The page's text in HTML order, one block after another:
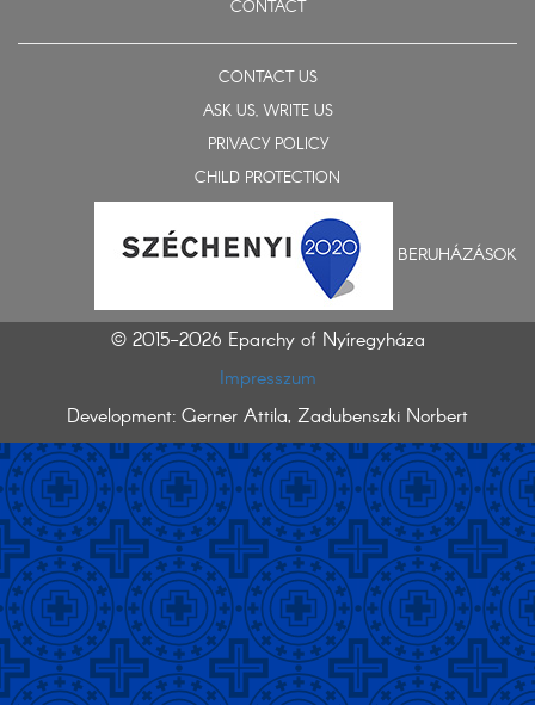
CONTACT
CONTACT US
ASK US, WRITE US
PRIVACY POLICY
CHILD PROTECTION
BERUHÁZÁSOK
© 2015-2026 Eparchy of Nyíregyháza
Impresszum
Development: Gerner Attila, Zadubenszki Norbert